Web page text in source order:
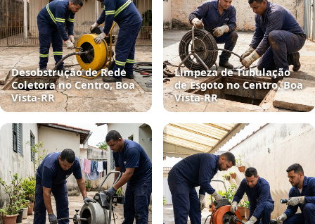
Desobstrução de Rede
Coletora no Centro, Boa
Vista‑RR
Limpeza de Tubulação
de Esgoto no Centro, Boa
Vista‑RR